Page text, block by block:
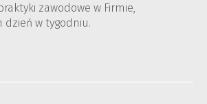
zawodowe w Firmie,
dzień w tygodniu.